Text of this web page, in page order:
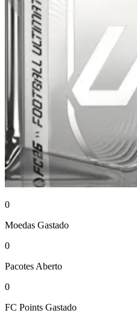
0
Moedas Gastado
0
Pacotes Aberto
0
FC Points Gastado